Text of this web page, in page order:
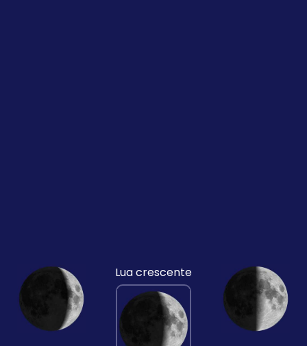
Lua crescente